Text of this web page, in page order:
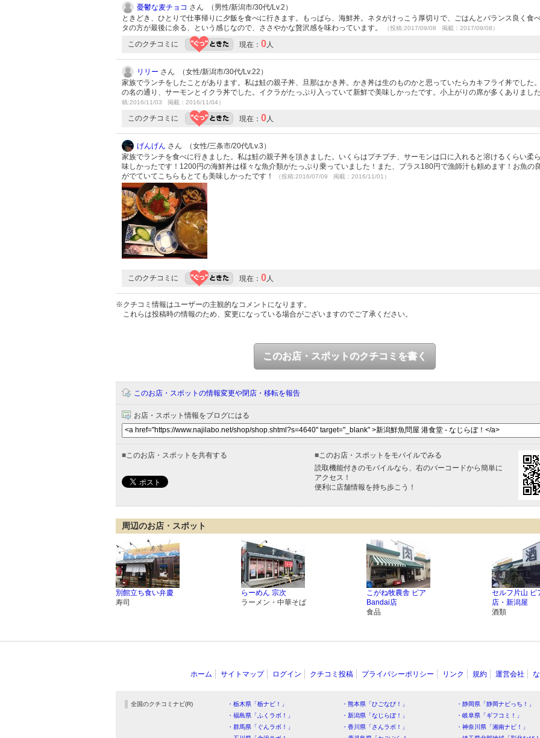
憂鬱な麦チョコ さん （男性/新潟市/30代/Lv.2）
ときどき、ひとりで仕事帰りに夕飯を食べに行きます。もっぱら、海鮮丼。ネタがけっこう厚切りで、ごはんとバランス良く食
タの方が最後に余る、という感じなので、ささやかな贅沢感を味わっています。
（投稿:2017/09/08 掲載：2017/09/08）
このクチコミに 現在： 0 人
リリー さん （女性/新潟市/30代/Lv.22）
家族でランチをしたことがあります。私は鮭の親子丼、旦那はかき丼。かき丼は生のものかと思っていたらカキフライ丼でした
の名の通り、サーモンとイクラ丼でした。イクラがたっぷり入っていて新鮮で美味しかったです。小上がりの席が多くありまし
稿:2016/11/03 掲載：2016/11/04）
このクチコミに 現在： 0 人
げんげん さん （女性/三条市/20代/Lv.3）
家族でランチを食べに行きました。私は鮭の親子丼を頂きました。いくらはプチプチ、サーモンは口に入れると溶けるくらい柔
味しかったです！1200円の海鮮丼は様々な魚介類がたっぷり乗っていました！また、プラス180円で漁師汁も頼めます！お魚の
がでていてこちらもとても美味しかったです！
（投稿:2016/07/09 掲載：2016/11/01）
このクチコミに 現在： 0 人
※クチコミ情報はユーザーの主観的なコメントになります。
これらは投稿時の情報のため、変更になっている場合がございますのでご了承ください。
このお店・スポットのクチコミを書く
このお店・スポットの情報変更や閉店・移転を報告
お店・スポット情報をブログにはる
■ このお店・スポットを共有する ■ このお店・スポットをモバイルでみる
読取機能付きのモバイルなら、右のバーコードから簡単に
アクセス！
便利に店舗情報を持ち歩こう！
周辺のお店・スポット
別館立ち食い弁慶
寿司
らーめん 宗次
ラーメン・中華そば
こがね牧農舎 ピア
Bandai店
食品
セルフ片山 ピ
店・新潟屋
酒類
ホーム サイトマップ ログイン クチコミ投稿 プライバシーポリシー リンク 規約 運営会社
全国のクチコミナビ(R) ・栃木県「栃ナビ！」 ・熊本県「ひごなび！」 ・静岡県「静岡ナビっち！」
・福島県「ふくラボ！」
・新潟県「なじらぼ！」 ・岐阜県「ギフコミ！」
・群馬県「ぐんラボ！」
・香川県「さんラボ！」 ・神奈川県「湘南ナビ！」